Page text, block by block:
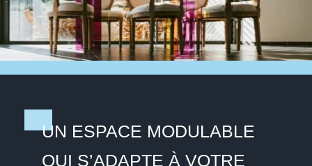
UN ESPACE MODULABLE
QUI S’ADAPTE À VOTRE